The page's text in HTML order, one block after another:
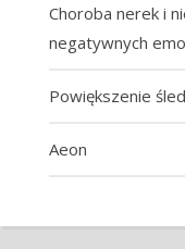
Choroba nerek i
negatywnych
Powiększenie
Aeon